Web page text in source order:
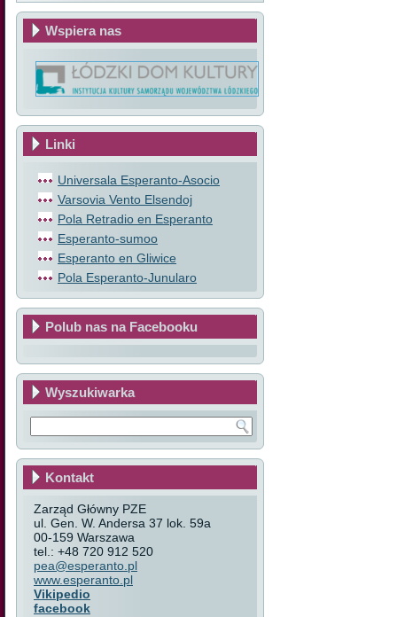
Wspiera nas
Linki
Universala Esperanto-Asocio
Varsovia Vento Elsendoj
Pola Retradio en Esperanto
Esperanto-sumoo
Esperanto en Gliwice
Pola Esperanto-Junularo
Polub nas na Facebooku
Wyszukiwarka
Kontakt
Zarząd Główny PZE
ul. Gen. W. Andersa 37 lok. 59a
00-159 Warszawa
tel.: +48 720 912 520
pea@esperanto.pl
www.esperanto.pl
Vikipedio
facebook